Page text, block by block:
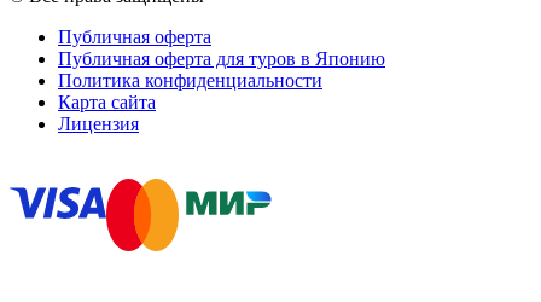
Публичная оферта
Публичная оферта для туров в Японию
Политика конфиденциальности
Карта сайта
Лицензия